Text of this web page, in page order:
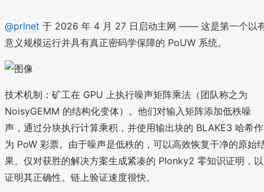
@prlnet 于 2026 年 4 月 27 日启动主网 —— 这是第一个以
意义规模运行并具有真正密码学保障的 PoUW 系统。
技术机制：矿工在 GPU 上执行噪声矩阵乘法（团队称之为
NoisyGEMM 的结构化变体）。他们对输入矩阵添加低秩噪
声，通过分块执行计算乘积，并使用输出块的 BLAKE3 哈希作
为 PoW 彩票。由于噪声是低秩的，可以高效恢复干净的原始
果。仅对获胜的解决方案生成紧凑的 Plonky2 零知识证明，以
证明其正确性。链上验证速度很快。